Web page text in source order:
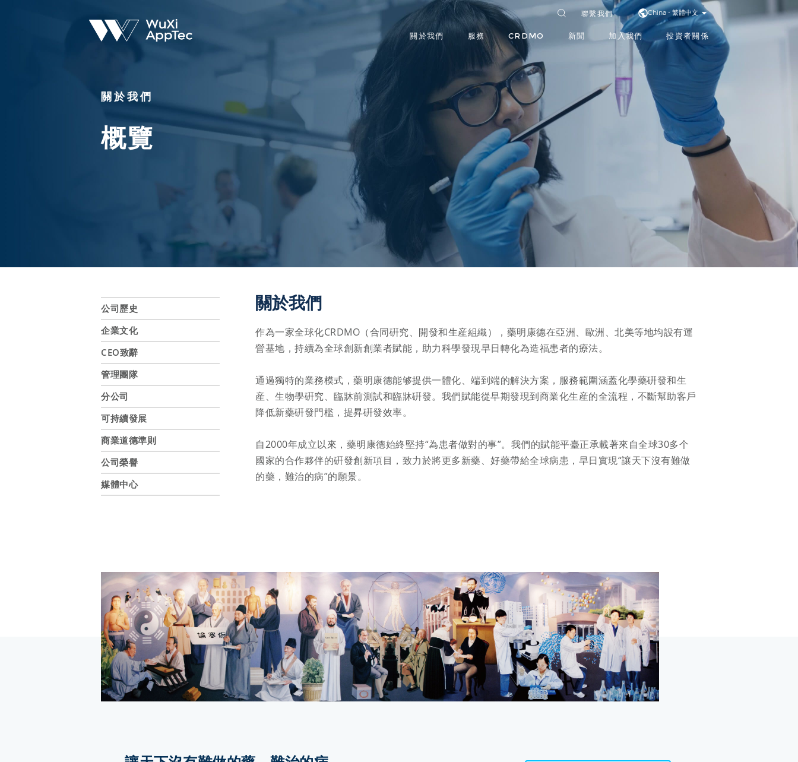
聯繫我們 China - 繁體中文
關於我們 服務 CRDMO 新聞 加入我們 投資者關係
公司歷史
企業文化
CEO致辭
管理團隊
分公司
可持續發展
商業道德準則
公司榮譽
媒體中心
關於我們
概覽
關於我們
作為一家全球化CRDMO（合同硏究、開發和生産組織），藥明康德在亞洲、歐洲、北美等地均設有運
營基地，持續為全球創新創業者賦能，助力科學發現早日轉化為造福患者的療法。
通過獨特的業務模式，藥明康德能够提供一體化、端到端的解決方案，服務範圍涵蓋化學藥硏發和生
産、生物學硏究、臨牀前測試和臨牀硏發。我們賦能從早期發現到商業化生産的全流程，不斷幫助客戶
降低新藥硏發門檻，提昇硏發效率。
自2000年成立以來，藥明康德始終堅持“為患者做對的事”。我們的賦能平臺正承載著來自全球30多个
國家的合作夥伴的硏發創新項目，致力於將更多新藥、好藥帶給全球病患，早日實現“讓天下沒有難做
的藥，難治的病”的願景。